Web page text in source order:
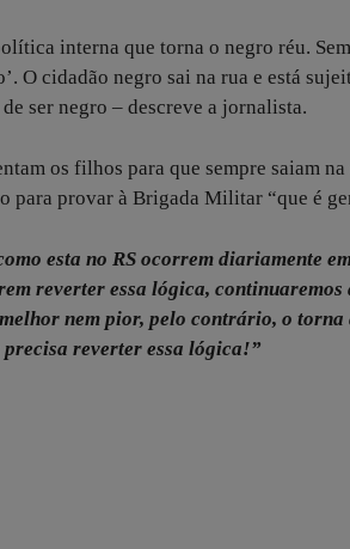
interna que torna o negro réu.
O cidadão negro sai na rua e está
ser negro – descreve a jornalista.
os filhos para que sempre saiam
provar à Brigada Militar “que é
esta no RS ocorrem diariamente
reverter essa lógica, continuaremos
nem pior, pelo contrário, o
precisa reverter essa lógica!”